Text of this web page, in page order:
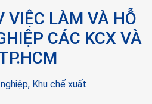
VIỆC LÀM VÀ HỖ
CÁC KCX VÀ
Khu chế xuất